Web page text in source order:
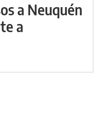
a Neuquén
a